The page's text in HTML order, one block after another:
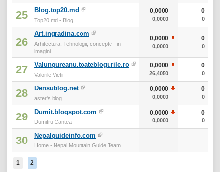
25 Blog.top20.md
Top20.md - Blog
0,0000
0,0000
0
0
26
Art.ingradina.com
Arhitectura, Tehnologii, concepte - in
imagini
0,0000
0,0000
0
0
27 Valungureanu.toateblogurile.ro
Valorile Vieţii
0,0000
26,4050
0
0
28 Densublog.net
aster's blog
0,0000
0,0000
0
0
29 Dumit.blogspot.com
Dumitru Cantea
0,0000
0,0000
0
0
30 Nepalguideinfo.com
Home - Nepal Mountain Guide Team
1 2